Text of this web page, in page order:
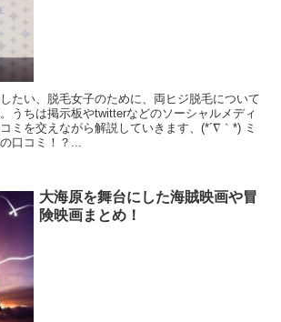
たい、脱毛女子のために、両ヒジ脱毛について
うちは掲示板やtwitterなどのソーシャルメディ
ミを交えながら解説していきます、(*´∇｀*) ミ
口コミ！？...
大海原を舞台にした海賊映画や冒
険映画まとめ！